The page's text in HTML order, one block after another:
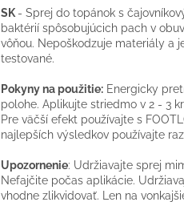
SK - Sprej do topánok s
baktérií spôsobujúcich pach v
vôňou. Nepoškodzuje materiály a
testované.
Pokyny na použitie: Energicky
polohe. Aplikujte striedmo v 2 - 3
Pre väčší efekt používajte s
najlepších výsledkov používajte
Upozornenie: Udržiavajte sprej
Nefajčite počas aplikácie.
vhodne zlikvidovať. Len na